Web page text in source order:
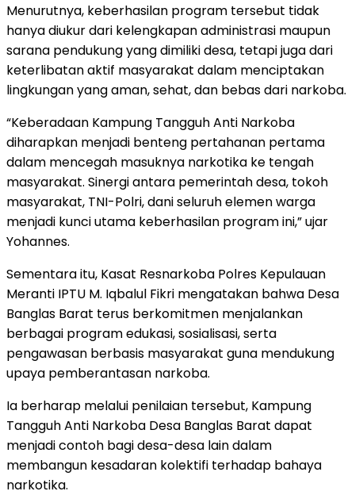
Menurutnya, keberhasilan program tersebut tidak
hanya diukur dari kelengkapan administrasi maupun
sarana pendukung yang dimiliki desa, tetapi juga dari
keterlibatan aktif masyarakat dalam menciptakan
lingkungan yang aman, sehat, dan bebas dari narkoba.
“Keberadaan Kampung Tangguh Anti Narkoba
diharapkan menjadi benteng pertahanan pertama
dalam mencegah masuknya narkotika ke tengah
masyarakat. Sinergi antara pemerintah desa, tokoh
masyarakat, TNI-Polri, dani seluruh elemen warga
menjadi kunci utama keberhasilan program ini,” ujar
Yohannes.
Sementara itu, Kasat Resnarkoba Polres Kepulauan
Meranti IPTU M. Iqbalul Fikri mengatakan bahwa Desa
Banglas Barat terus berkomitmen menjalankan
berbagai program edukasi, sosialisasi, serta
pengawasan berbasis masyarakat guna mendukung
upaya pemberantasan narkoba.
Ia berharap melalui penilaian tersebut, Kampung
Tangguh Anti Narkoba Desa Banglas Barat dapat
menjadi contoh bagi desa-desa lain dalam
membangun kesadaran kolektifi terhadap bahaya
narkotika.